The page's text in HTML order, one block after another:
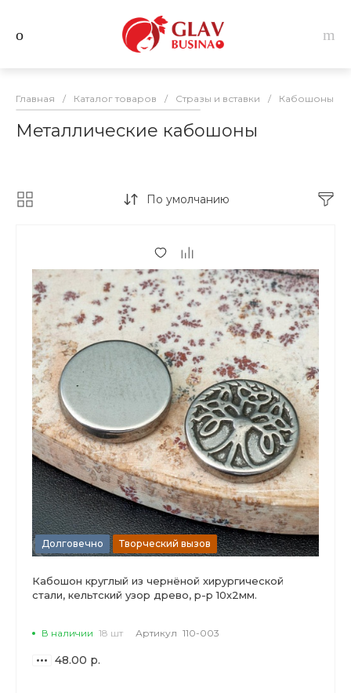
Главная / Каталог товаров / Стразы и вставки / Кабошоны
Металлические кабошоны
По умолчанию
Долговечно Творческий вызов
Кабошон круглый из чернёной хирургической
стали, кельтский узор древо, р-р 10х2мм.
В наличии 18 шт Артикул 110-003
48.00 р.